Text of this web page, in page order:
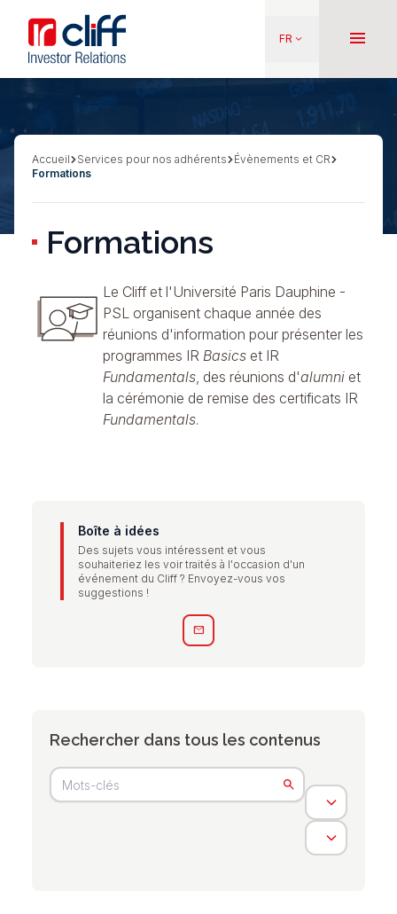
contenu
principal
Aller directement au contenu
FR keyboard_arrow_down menu
Fil
Accueil Services pour nos adhérents
Évènements et CR
Formations
Formations
Le Cliff et l'Université Paris Dauphine -
PSL organisent chaque année des
réunions d'information pour présenter les
programmes IR Basics et IR
Fundamentals, des réunions d'alumni et
la cérémonie de remise des certificats IR
Fundamentals.
Boîte à idées
Des sujets vous intéressent et vous
souhaiteriez les voir traités à l'occasion d'un
événement du Cliff ? Envoyez-vous vos
suggestions !
mail
Rechercher dans tous les contenus